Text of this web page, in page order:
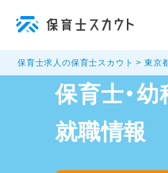
保育士求人の保育士スカウト 東京
保育士・幼
就職情報